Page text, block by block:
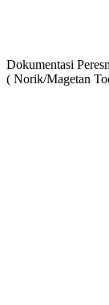
Dokumentasi
( Norik/Magetan